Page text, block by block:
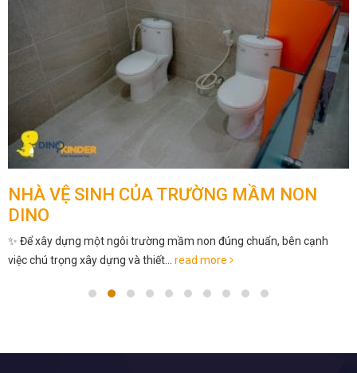
NHÀ VỆ SINH CỦA TRƯỜNG MẦM NON
DINO
✨ Để xây dựng một ngôi trường mầm non đúng chuẩn, bên cạnh
việc chú trọng xây dựng và thiết... read more